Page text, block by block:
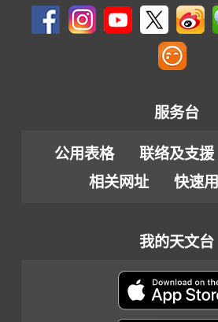
服务台
公用表格 联络及支援
相关网址
快速
我的天文台